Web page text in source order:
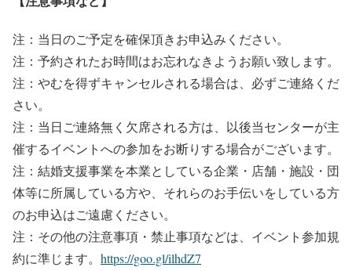
注：当日のご予定を確保頂きお申込みください。
注：予約されたお時間はお忘れなきようお願い致します。
注：やむを得ずキャンセルされる場合は、必ずご連絡くだ
さい。
注：当日ご連絡無く欠席される方は、以後当センターが主
催するイベントへの参加をお断りする場合がございます。
注：結婚支援事業を本業としている企業・店舗・施設・団
体等に所属している方や、それらのお手伝いをしている方
のお申込はご遠慮ください。
注：その他の注意事項・禁止事項などは、イベント参加規
約に準じます。 https://goo.gl/ilhdZ7